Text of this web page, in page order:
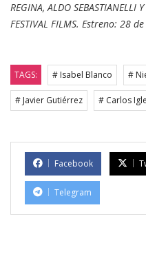
REGINA, ALDO SEBASTIANELLI
FESTIVAL FILMS. Estreno: 28
TAGS: # Isabel Blanco #
# Javier Gutiérrez # Carlos
Facebook
Telegram